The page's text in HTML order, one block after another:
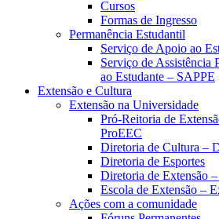
Cursos
Formas de Ingresso
Permanência Estudantil
Serviço de Apoio ao
Serviço de Assistência
ao Estudante – SAPPE
Extensão e Cultura
Extensão na Universidade
Pró-Reitoria de
ProEEC
Diretoria de Cultura –
Diretoria de Esportes
Diretoria de Extensão
Escola de Extensão –
Ações com a comunidade